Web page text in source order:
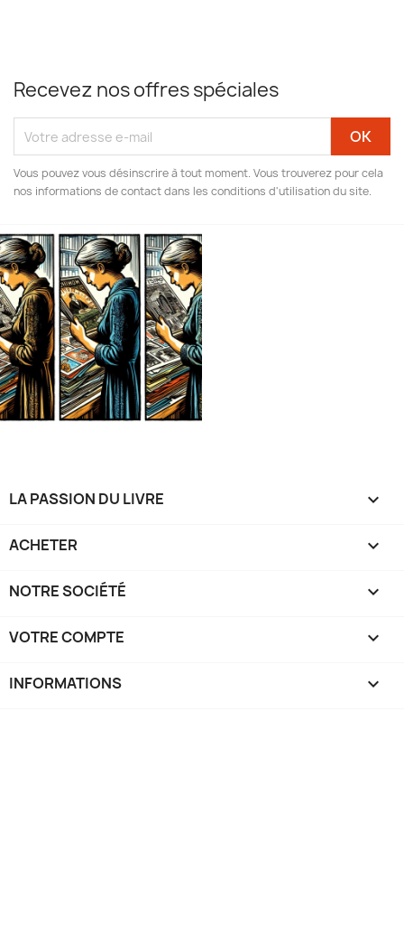
Recevez nos offres spéciales
Vous pouvez vous désinscrire à tout moment. Vous trouverez pour cela
nos informations de contact dans les conditions d'utilisation du site.
LA PASSION DU LIVRE 
ACHETER 
NOTRE SOCIÉTÉ 
VOTRE COMPTE 
INFORMATIONS keyboard_arrow_down